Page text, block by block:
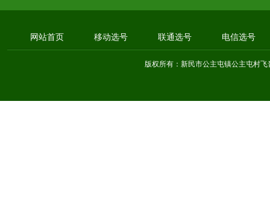
网站首页 移动选号 联通选号 电信选号
版权所有：新民市公主屯镇公主屯村